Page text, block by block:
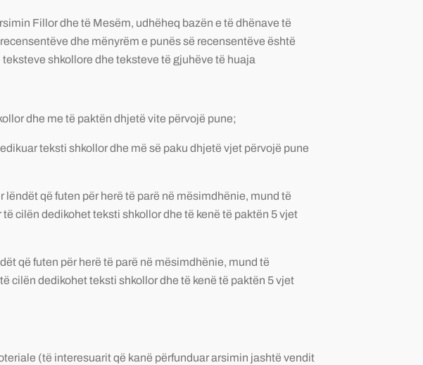
Fillor dhe të Mesëm, udhëheq bazën e të dhënave të
dhe mënyrëm e punës së recensentëve është
shkollore dhe teksteve të gjuhëve të huaja
dhe me të paktën dhjetë vite përvojë pune;
teksti shkollor dhe më së paku dhjetë vjet përvojë pune
që futen për herë të parë në mësimdhënie, mund të
cilën dedikohet teksti shkollor dhe të kenë të paktën 5 vjet
që futen për herë të parë në mësimdhënie, mund të
cilën dedikohet teksti shkollor dhe të kenë të paktën 5 vjet
(të interesuarit që kanë përfunduar arsimin jashtë vendit